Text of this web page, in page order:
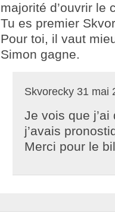
majorité d’ouvrir le
Tu es premier
Pour toi, il vaut
Simon gagne.
Skvorecky 31 mai
Je vois que
j’avais
Merci pour le